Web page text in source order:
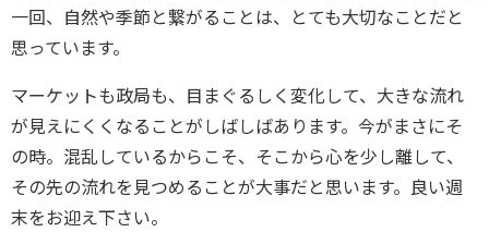
一回、自然や季節と繋がることは、とても大切なことだと
思っています。
マーケットも政局も、目まぐるしく変化して、大きな流れ
が見えにくくなることがしばしばあります。今がまさにそ
の時。混乱しているからこそ、そこから心を少し離して、
その先の流れを見つめることが大事だと思います。良い週
末をお迎え下さい。